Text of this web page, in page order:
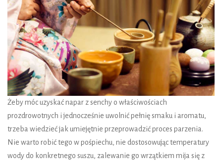
Żeby móc uzyskać napar z senchy o właściwościach
prozdrowotnych i jednocześnie uwolnić pełnię smaku i aromatu,
trzeba wiedzieć jak umiejętnie przeprowadzić proces parzenia.
Nie warto robić tego w pośpiechu, nie dostosowując temperatury
wody do konkretnego suszu, zalewanie go wrzątkiem mija się z